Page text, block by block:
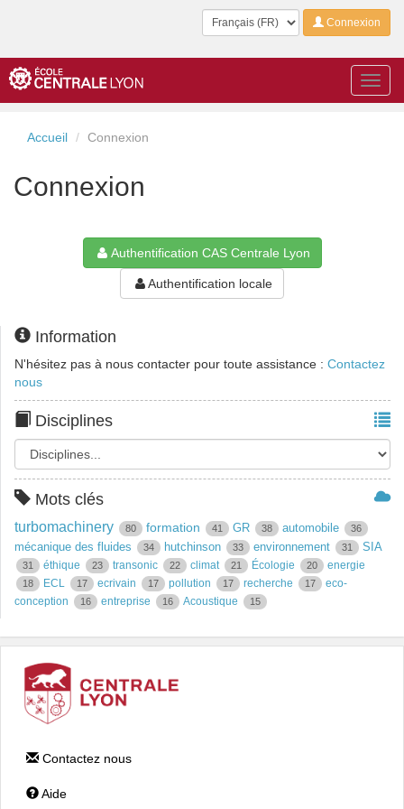
LangueConnexion
Accueil Connexion
Connexion
Authentification CAS Centrale Lyon
Authentification locale
Information
N'hésitez pas à nous contacter pour toute assistance : Contactez
nous
Disciplines
Mots clés
turbomachinery 80 formation 41 GR 38 automobile 36
mécanique des fluides 34 hutchinson 33 environnement 31 SIA
31 éthique 23 transonic 22 climat 21 Écologie 20 energie
18 ECL 17 ecrivain 17 pollution 17 recherche 17
eco-
conception
16 entreprise 16 Acoustique 15
Contactez nous
Aide